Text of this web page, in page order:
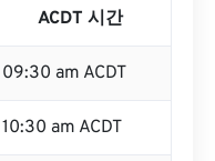
ACDT 시간
09:30 am ACDT
10:30 am ACDT